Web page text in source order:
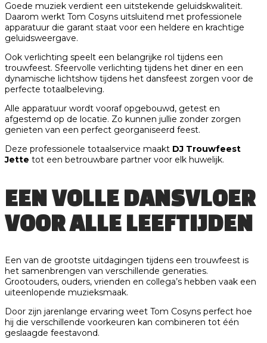
Goede muziek verdient een uitstekende geluidskwaliteit.
Daarom werkt Tom Cosyns uitsluitend met professionele
apparatuur die garant staat voor een heldere en krachtige
geluidsweergave.
Ook verlichting speelt een belangrijke rol tijdens een
trouwfeest. Sfeervolle verlichting tijdens het diner en een
dynamische lichtshow tijdens het dansfeest zorgen voor de
perfecte totaalbeleving.
Alle apparatuur wordt vooraf opgebouwd, getest en
afgestemd op de locatie. Zo kunnen jullie zonder zorgen
genieten van een perfect georganiseerd feest.
Deze professionele totaalservice maakt DJ Trouwfeest
Jette tot een betrouwbare partner voor elk huwelijk.
EEN VOLLE DANSVLOER
VOOR ALLE LEEFTIJDEN
Een van de grootste uitdagingen tijdens een trouwfeest is
het samenbrengen van verschillende generaties.
Grootouders, ouders, vrienden en collega’s hebben vaak een
uiteenlopende muzieksmaak.
Door zijn jarenlange ervaring weet Tom Cosyns perfect hoe
hij die verschillende voorkeuren kan combineren tot één
geslaagde feestavond.